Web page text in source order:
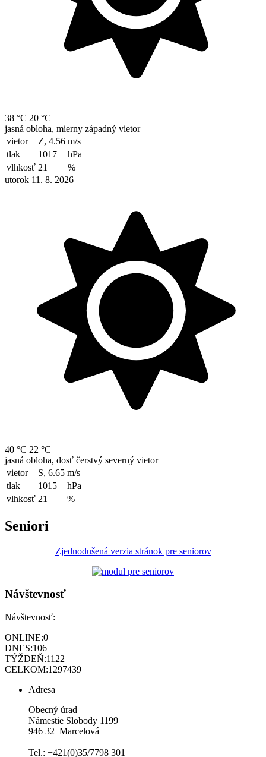
38 °C 20 °C
jasná obloha, mierny západný vietor
vietor
Z, 4.56 m/s
tlak
1017
hPa
vlhkosť 21
%
utorok 11. 8. 2026
40 °C 22 °C
jasná obloha, dosť čerstvý severný vietor
vietor
S, 6.65 m/s
tlak
1015
hPa
vlhkosť 21 %
Seniori
Zjednodušená verzia stránok pre seniorov
Návštevnosť
Návštevnosť:
ONLINE:0
DNES:106
TÝŽDEŇ:1122
CELKOM:1297439
Adresa
Obecný úrad
Námestie Slobody 1199
946 32 Marcelová
Tel.: +421(0)35/7798 301